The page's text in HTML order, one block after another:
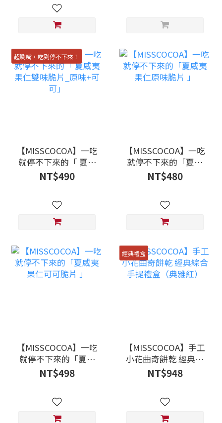
超唰嘴，吃到停不下來！
【MISSCOCOA】一吃
就停不下來的「 夏威
夷果仁雙味脆片_原味
+可可」
NT$490
【MISSCOCOA】一吃
就停不下來的「夏威
夷果仁原味脆片 」
NT$480
【MISSCOCOA】一吃
就停不下來的「夏威
夷果仁可可脆片 」
NT$498
經典禮盒
【MISSCOCOA】手工
小花曲奇餅乾 經典綜
合手提禮盒（典雅
NT$948